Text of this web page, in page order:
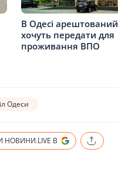
В Одесі
хочуть передати для
проживання ВПО
Одеси
НОВИНИ.LIVE В